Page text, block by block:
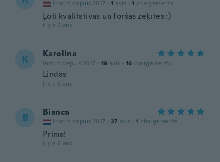
Inscrit depuis 2017 · 1 avis · 1 chargements
Ļoti kvalitatīvas un foršas zeķītes :)
il y a 6 ans
K Karolina
Inscrit depuis 2017 · 19 avis · 16 chargements
Lindas
il y a 6 ans
B Bianca
Inscrit depuis 2017 · 27 avis · 1 chargements
Prima!
il y a 6 ans